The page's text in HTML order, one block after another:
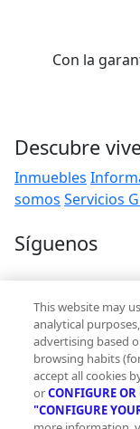
Con la
Descubre
Inmuebles
somos Servicios
Síguenos
Contacto
This website may
analytical
advertising based
browsing habits
accept all cookies
orCONFIGURE OR
"CONFIGURE